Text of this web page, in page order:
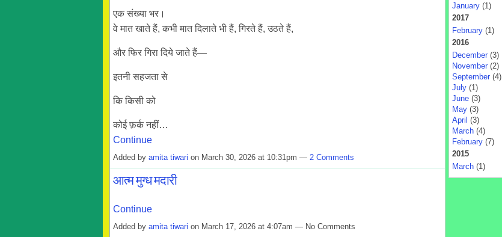
एक संख्या भर।
वे मात खाते हैं, कभी मात दिलाते भी हैं, गिरते हैं, उठते हैं,
और फिर गिरा दिये जाते हैं—
इतनी सहजता से
कि किसी को
कोई फ़र्क नहीं…
Continue
Added by amita tiwari on March 30, 2026 at 10:31pm — 2 Comments
आत्म मुग्ध मदारी
Continue
Added by amita tiwari on March 17, 2026 at 4:07am — No Comments
January (1)
2017
February (1)
2016
December (3)
November (2)
September (4)
July (1)
June (3)
May (3)
April (3)
March (4)
February (7)
2015
March (1)